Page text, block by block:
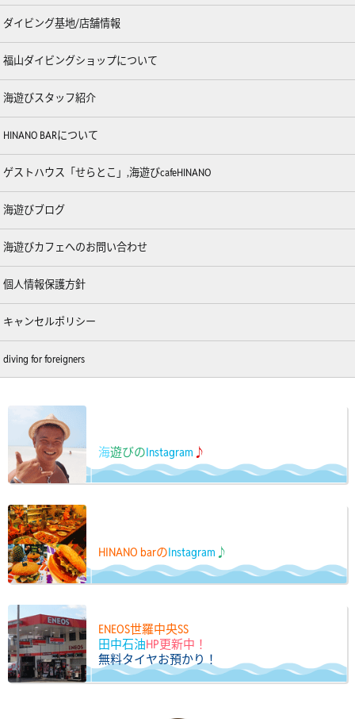
ダイビング基地/店舗情報
福山ダイビングショップについて
海遊びスタッフ紹介
HINANO BARについて
ゲストハウス「せらとこ」,海遊びcafeHINANO
海遊びブログ
海遊びカフェへのお問い合わせ
個人情報保護方針
キャンセルポリシー
diving for foreigners
海遊びのInstagram ♪
HINANO barのInstagram ♪
ENEOS世羅中央SS
田中石油HP更新中！
無料タイヤお預かり！